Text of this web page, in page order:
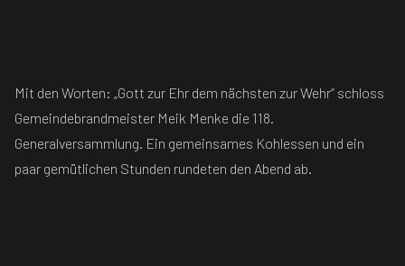
Mit den Worten: „Gott zur Ehr dem nächsten zur Wehr“ schloss
Gemeindebrandmeister Meik Menke die 118.
Generalversammlung. Ein gemeinsames Kohlessen und ein
paar gemütlichen Stunden rundeten den Abend ab.